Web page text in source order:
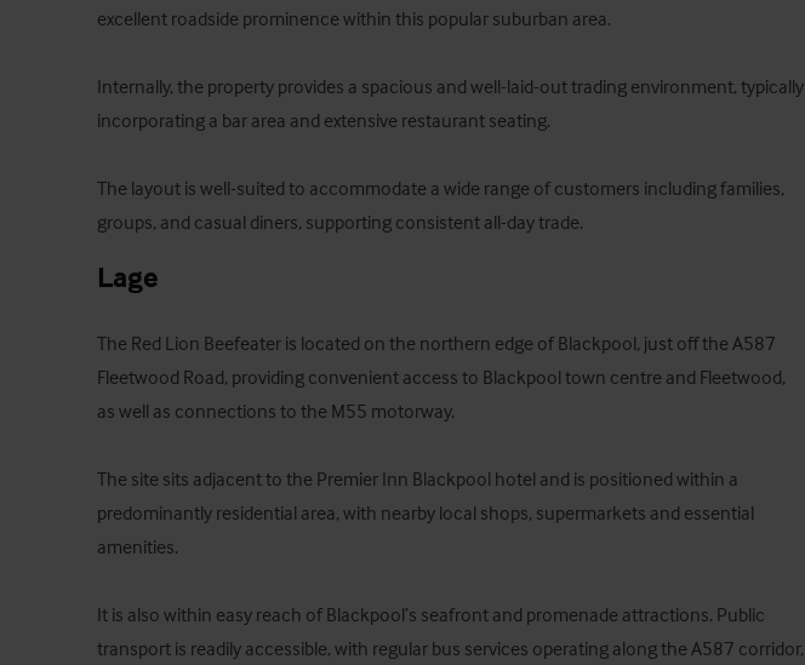
excellent roadside prominence within this popular suburban area.
Internally, the property provides a spacious and well-laid-out trading environment, typically
incorporating a bar area and extensive restaurant seating.
The layout is well-suited to accommodate a wide range of customers including families,
groups, and casual diners, supporting consistent all-day trade.
Lage
The Red Lion Beefeater is located on the northern edge of Blackpool, just off the A587
Fleetwood Road, providing convenient access to Blackpool town centre and Fleetwood,
as well as connections to the M55 motorway.
The site sits adjacent to the Premier Inn Blackpool hotel and is positioned within a
predominantly residential area, with nearby local shops, supermarkets and essential
amenities.
It is also within easy reach of Blackpool’s seafront and promenade attractions. Public
transport is readily accessible, with regular bus services operating along the A587 corridor,